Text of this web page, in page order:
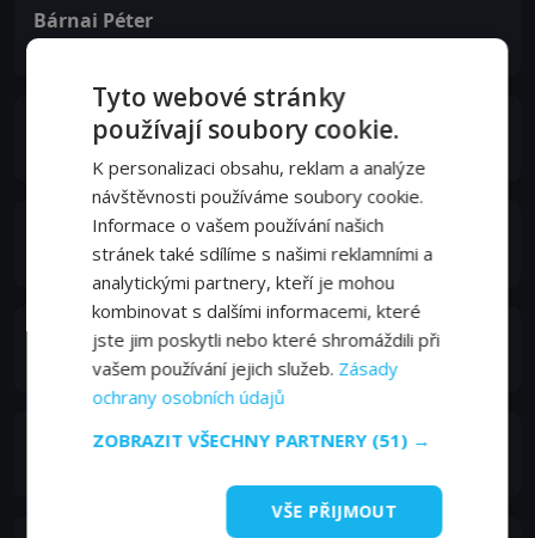
Bárnai Péter
Szirmai Zoltán
Trill Zsolt
Katona Gábor ügyész
Szamosi Zsófia
Réthelyi András
Venczel Valentin
Tyto webové stránky
používají soubory cookie.
K personalizaci obsahu, reklam a analýze
návštěvnosti používáme soubory cookie.
Informace o vašem používání našich
stránek také sdílíme s našimi reklamními a
analytickými partnery, kteří je mohou
kombinovat s dalšími informacemi, které
jste jim poskytli nebo které shromáždili při
vašem používání jejich služeb. Zásady
ochrany osobních údajů
ZOBRAZIT VŠECHNY PARTNERY (51) →
VŠE PŘIJMOUT